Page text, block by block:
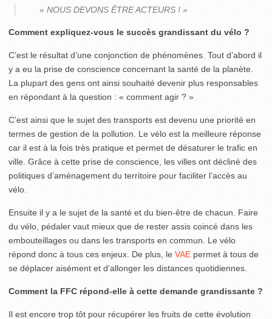
« NOUS DEVONS ÊTRE ACTEURS ! »
Comment expliquez-vous le succès grandissant du vélo ?
C’est le résultat d’une conjonction de phénomènes. Tout d’abord il
y a eu la prise de conscience concernant la santé de la planète.
La plupart des gens ont ainsi souhaité devenir plus responsables
en répondant à la question : « comment agir ? »
C’est ainsi que le sujet des transports est devenu une priorité en
termes de gestion de la pollution. Le vélo est la meilleure réponse
car il est à la fois très pratique et permet de désaturer le trafic en
ville. Grâce à cette prise de conscience, les villes ont décliné des
politiques d’aménagement du territoire pour faciliter l’accès au
vélo.
Ensuite il y a le sujet de la santé et du bien-être de chacun. Faire
du vélo, pédaler vaut mieux que de rester assis coincé dans les
embouteillages ou dans les transports en commun. Le vélo
répond donc à tous ces enjeux. De plus, le VAE permet à tous de
se déplacer aisément et d’allonger les distances quotidiennes.
Comment la FFC répond-elle à cette demande grandissante ?
Il est encore trop tôt pour récupérer les fruits de cette évolution